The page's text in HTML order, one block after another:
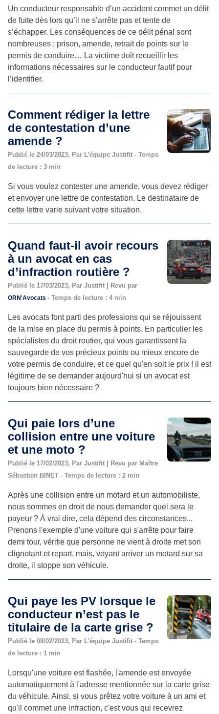
Un conducteur responsable d’un accident commet un délit
de fuite dès lors qu’il ne s’arrête pas et tente de
s’échapper. Les conséquences de ce délit pénal sont
nombreuses : prison, amende, retrait de points sur le
permis de conduire… La victime doit recueillir les
informations nécessaires sur le conducteur fautif pour
l’identifier.
Comment rédiger la lettre
de contestation d’une
amende ?
Publié le 24/03/2023, Par L’équipe Justifit - Temps
de lecture : 3 min
Si vous voulez contester une amende, vous devez rédiger
et envoyer une lettre de contestation. Le destinataire de
cette lettre varie suivant votre situation.
Quand faut-il avoir recours
à un avocat en cas
d’infraction routière ?
Publié le 17/03/2023, Par Justifit | Revu par
ORN'Avocats - Temps de lecture : 4 min
Les avocats font parti des professions qui se réjouissent
de la mise en place du permis à points. En particulier les
spécialistes du droit routier, qui vous garantissent la
sauvegarde de vos précieux points ou mieux encore de
votre permis de conduire, et ce quel qu'en soit le prix ! il est
légitime de se demander aujourd'hui si un avocat est
toujours bien nécessaire ?
Qui paie lors d’une
collision entre une voiture
et une moto ?
Publié le 17/02/2023, Par Justifit | Revu par Maître
Sébastien BINET - Temps de lecture : 2 min
Après une collision entre un motard et un automobiliste,
nous sommes en droit de nous demander quel sera le
payeur ? À vrai dire, cela dépend des circonstances...
Prenons l'exemple d'une voiture qui s'arrête pour faire
demi tour, vérifie que personne ne vient à droite met son
clignotant et repart, mais, voyant arriver un motard sur sa
droite, il stoppe son véhicule.
Qui paye les PV lorsque le
conducteur n’est pas le
titulaire de la carte grise ?
Publié le 08/02/2023, Par L’équipe Justifit - Temps
de lecture : 1 min
Lorsqu'une voiture est flashée, l'amende est envoyée
automatiquement à l'adresse mentionnée sur la carte grise
du véhicule. Ainsi, si vous prêtez votre voiture à un ami et
qu'il commet une infraction, c'est vous qui recevrez